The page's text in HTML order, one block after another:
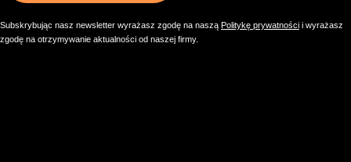
Subskrybując nasz newsletter wyrażasz zgodę na naszą Politykę prywatności i wyrażasz
zgodę na otrzymywanie aktualności od naszej firmy.